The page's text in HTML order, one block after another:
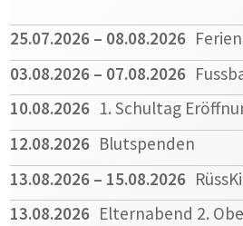
25.07.2026 – 08.08.2026
03.08.2026 – 07.08.2026
10.08.2026 1. Schultag
12.08.2026 Blutspenden
13.08.2026 – 15.08.2026
13.08.2026 Elternabend 2.